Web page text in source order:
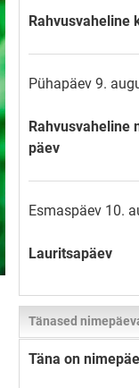
Rahvusvaheline
Pühapäev 9.
Rahvusvaheline
päev
Esmaspäev 10.
Lauritsapäev
Tänased
Täna on